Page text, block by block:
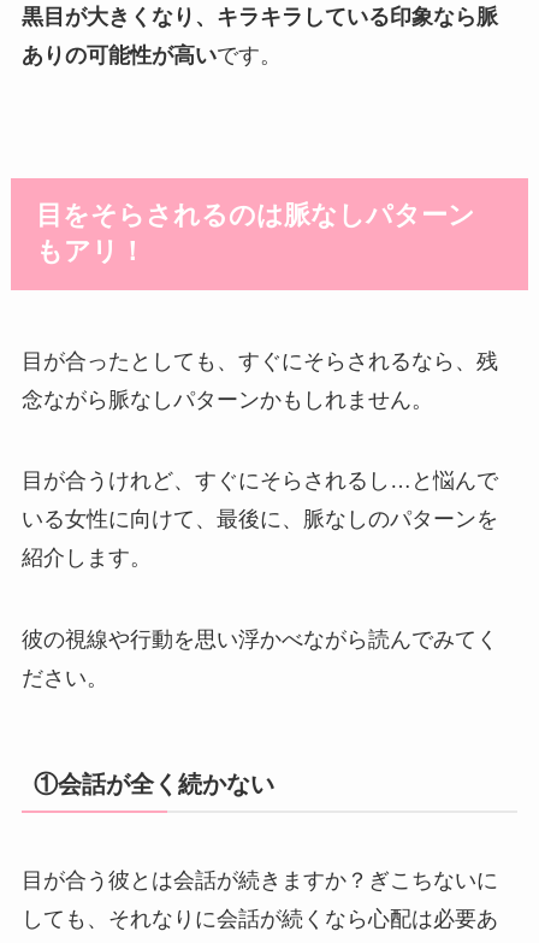
黒目が大きくなり、キラキラしている印象なら脈
ありの可能性が高いです。
目をそらされるのは脈なしパターン
もアリ！
目が合ったとしても、すぐにそらされるなら、残
念ながら脈なしパターンかもしれません。
目が合うけれど、すぐにそらされるし…と悩んで
いる女性に向けて、最後に、脈なしのパターンを
紹介します。
彼の視線や行動を思い浮かべながら読んでみてく
ださい。
①会話が全く続かない
目が合う彼とは会話が続きますか？ぎこちないに
しても、それなりに会話が続くなら心配は必要あ